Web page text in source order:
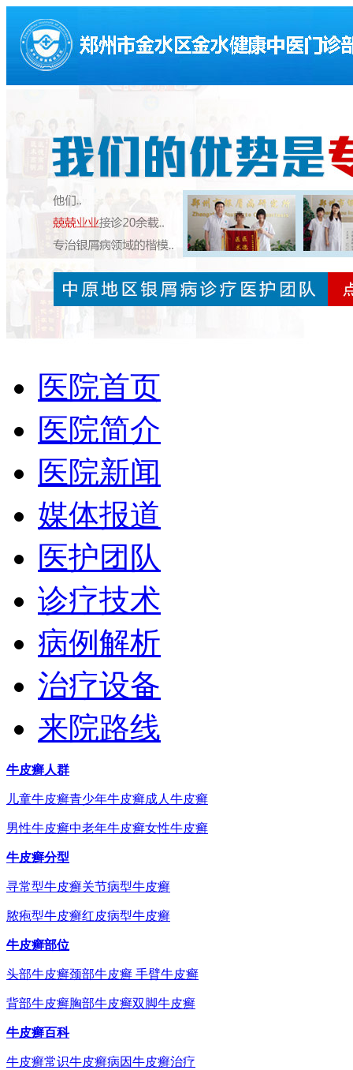
医院首页
医院简介
医院新闻
媒体报道
医护团队
诊疗技术
病例解析
治疗设备
来院路线
牛皮癣人群
儿童牛皮癣青少年牛皮癣成人牛皮癣
男性牛皮癣中老年牛皮癣女性牛皮癣
牛皮癣分型
寻常型牛皮癣关节病型牛皮癣
脓疱型牛皮癣红皮病型牛皮癣
牛皮癣部位
头部牛皮癣颈部牛皮癣 手臂牛皮癣
背部牛皮癣胸部牛皮癣双脚牛皮癣
牛皮癣百科
牛皮癣常识牛皮癣病因牛皮癣治疗